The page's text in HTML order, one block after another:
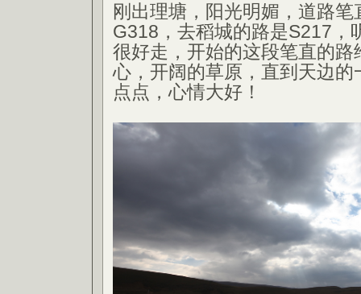
刚出理塘，阳光明媚，道路笔
G318，去稻城的路是S217，
很好走，开始的这段笔直的路
心，开阔的草原，直到天边的
点点，心情大好！